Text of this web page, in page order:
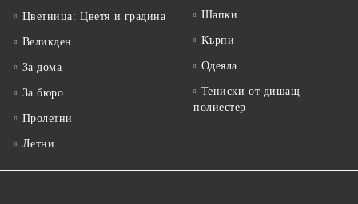
Цветница: Цветя и градина
Великден
За дома
За бюро
Пролетни
Летни
Шапки
Кърпи
Одеяла
Тениски от дишащ
полиестер